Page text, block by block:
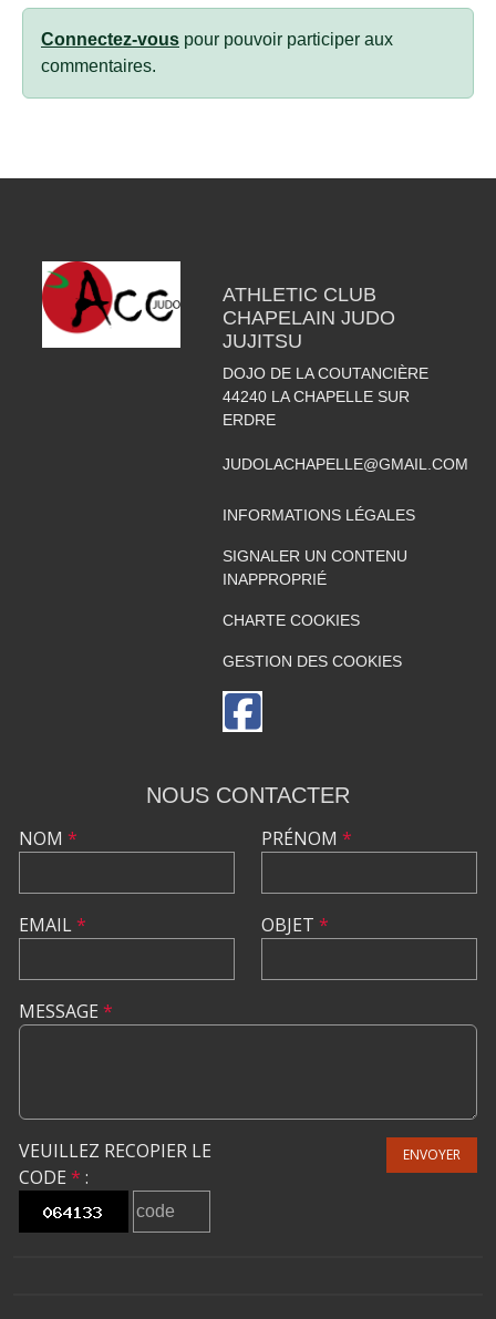
Connectez-vous pour pouvoir participer aux
commentaires.
ATHLETIC CLUB
CHAPELAIN JUDO
JUJITSU
DOJO DE LA COUTANCIÈRE
44240 LA CHAPELLE SUR
ERDRE
JUDOLACHAPELLE@GMAIL.COM
INFORMATIONS LÉGALES
SIGNALER UN CONTENU
INAPPROPRIÉ
CHARTE COOKIES
GESTION DES COOKIES
NOUS CONTACTER
NOM *
EMAIL*
PRÉNOM *
OBJET *
MESSAGE *
VEUILLEZ RECOPIER LE
CODE * :
ENVOYER